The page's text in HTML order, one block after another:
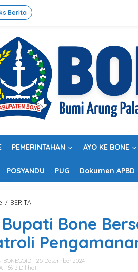
Berita
PEMERINTAHAN AYO KE BONE
POSYANDU PUG Dokumen APBD
/ BERITA
B
u
p
a
i
Bupati Bone
BONEGOID
25 Desember 2024
6613 Dilihat